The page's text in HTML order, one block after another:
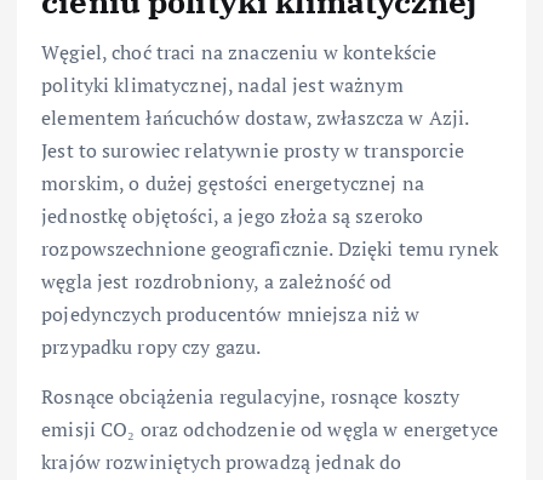
Węgiel, choć traci na znaczeniu w kontekście
polityki klimatycznej, nadal jest ważnym
elementem łańcuchów dostaw, zwłaszcza w Azji.
Jest to surowiec relatywnie prosty w transporcie
morskim, o dużej gęstości energetycznej na
jednostkę objętości, a jego złoża są szeroko
rozpowszechnione geograficznie. Dzięki temu rynek
węgla jest rozdrobniony, a zależność od
pojedynczych producentów mniejsza niż w
przypadku ropy czy gazu.
Rosnące obciążenia regulacyjne, rosnące koszty
emisji CO₂ oraz odchodzenie od węgla w energetyce
krajów rozwiniętych prowadzą jednak do